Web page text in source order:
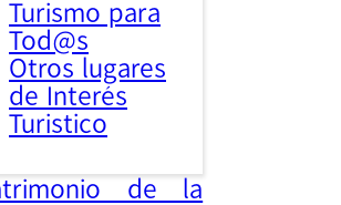
Turismo para
Tod@s
Otros lugares
de Interés
Turistico
de la